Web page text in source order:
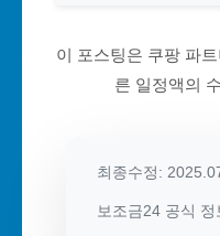
이 포스팅은 쿠팡 파
른 일정액의
최종수정:
보조금24 공식 정